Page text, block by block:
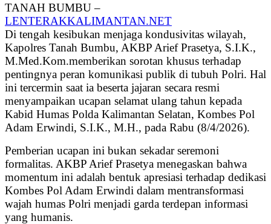
TANAH BUMBU –
LENTERAKKALIMANTAN.NET
Di tengah kesibukan menjaga kondusivitas wilayah,
Kapolres Tanah Bumbu, AKBP Arief Prasetya, S.I.K.,
M.Med.Kom.memberikan sorotan khusus terhadap
pentingnya peran komunikasi publik di tubuh Polri. Hal
ini tercermin saat ia beserta jajaran secara resmi
menyampaikan ucapan selamat ulang tahun kepada
Kabid Humas Polda Kalimantan Selatan, Kombes Pol
Adam Erwindi, S.I.K., M.H., pada Rabu (8/4/2026).
Pemberian ucapan ini bukan sekadar seremoni
formalitas. AKBP Arief Prasetya menegaskan bahwa
momentum ini adalah bentuk apresiasi terhadap dedikasi
Kombes Pol Adam Erwindi dalam mentransformasi
wajah humas Polri menjadi garda terdepan informasi
yang humanis.